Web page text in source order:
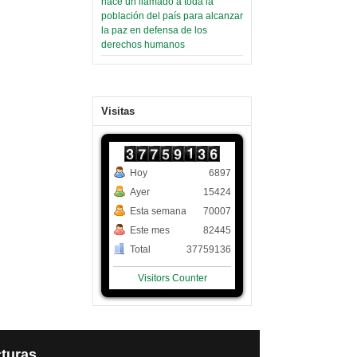
población del país para alcanzar
la paz en defensa de los
derechos humanos
Visitas
Hoy
Ayer
Esta semana
Este mes
Total
6897
15424
70007
82445
37759136
Visitors Counter